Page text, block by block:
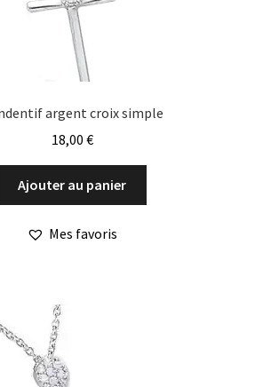
argent croix simple
18,00 €
Ajouter au panier
Mes favoris